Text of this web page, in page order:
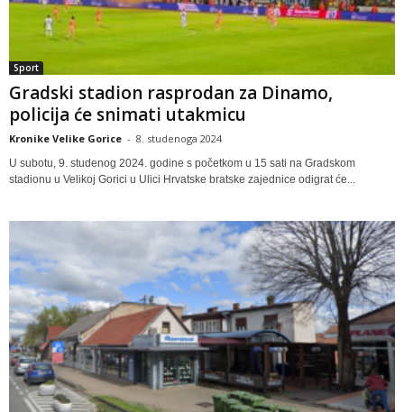
Sport
Gradski stadion rasprodan za Dinamo,
policija će snimati utakmicu
Kronike Velike Gorice - 8. studenoga 2024
U subotu, 9. studenog 2024. godine s početkom u 15 sati na Gradskom
stadionu u Velikoj Gorici u Ulici Hrvatske bratske zajednice odigrat će...